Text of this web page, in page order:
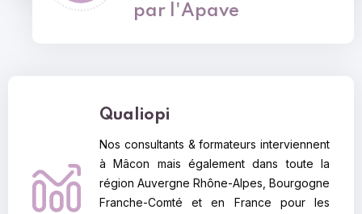
par l'Apave
Qualiopi
Nos consultants & formateurs interviennent
à Mâcon mais également dans toute la
région Auvergne Rhône-Alpes, Bourgogne
Franche-Comté et en France pour les